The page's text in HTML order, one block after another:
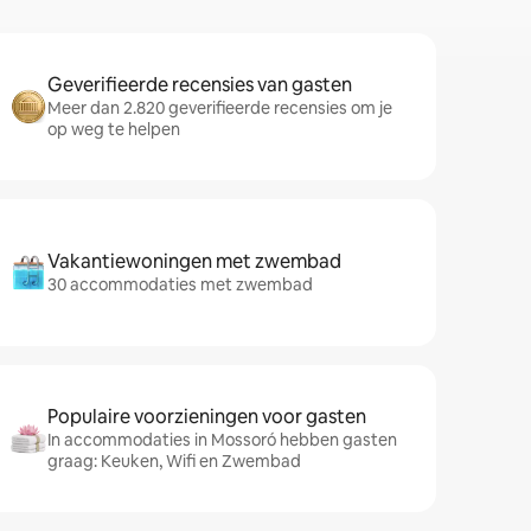
Geverifieerde recensies van gasten
Meer dan 2.820 geverifieerde recensies om je
op weg te helpen
Vakantiewoningen met zwembad
30 accommodaties met zwembad
Populaire voorzieningen voor gasten
In accommodaties in Mossoró hebben gasten
graag: Keuken, Wifi en Zwembad